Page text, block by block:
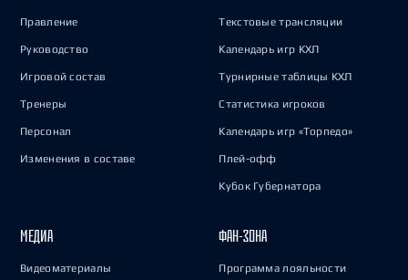
Правление
Руководство
Игровой состав
Тренеры
Персонал
Изменения в составе
Текстовые трансляции
Календарь игр КХЛ
Турнирные таблицы КХЛ
Статистика игроков
Календарь игр «Торпедо»
Плей-офф
Кубок Губернатора
МЕДИА
Видеоматериалы
ФАН-ЗОНА
Программа лояльности